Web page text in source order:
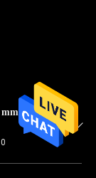
15 mm